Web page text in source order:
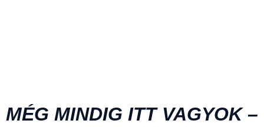
MÉG MINDIG ITT VAGYOK –